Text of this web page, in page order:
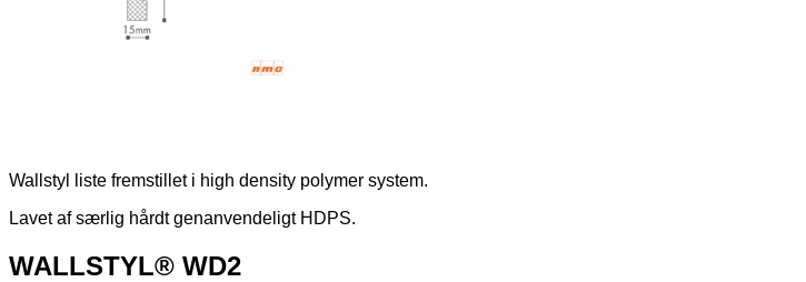
Wallstyl liste fremstillet i high density polymer system.
Lavet af særlig hårdt genanvendeligt HDPS.
WALLSTYL® WD2